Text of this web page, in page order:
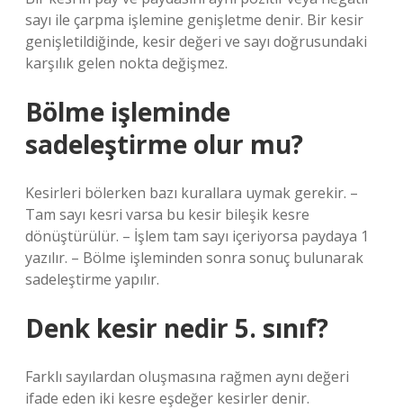
sayı ile çarpma işlemine genişletme denir. Bir kesir
genişletildiğinde, kesir değeri ve sayı doğrusundaki
karşılık gelen nokta değişmez.
Bölme işleminde
sadeleştirme olur mu?
Kesirleri bölerken bazı kurallara uymak gerekir. –
Tam sayı kesri varsa bu kesir bileşik kesre
dönüştürülür. – İşlem tam sayı içeriyorsa paydaya 1
yazılır. – Bölme işleminden sonra sonuç bulunarak
sadeleştirme yapılır.
Denk kesir nedir 5. sınıf?
Farklı sayılardan oluşmasına rağmen aynı değeri
ifade eden iki kesre eşdeğer kesirler denir.